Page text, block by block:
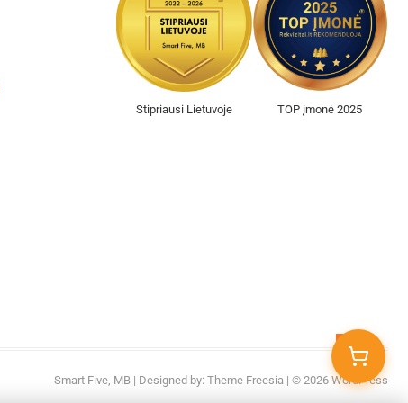
Stipriausi Lietuvoje TOP įmonė 2025
Smart Five, MB | Designed by: Theme Freesia | © 2026 WordPress
to
top